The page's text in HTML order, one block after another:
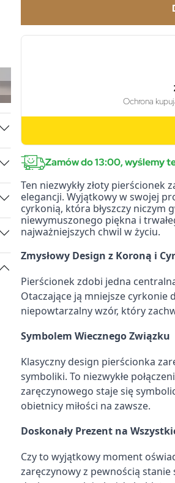
Zamów do 13:00, wyślemy
Ten niezwykły złoty
elegancji. Wyjątkowy w swojej
cyrkonią, która błyszczy niczym
niewymuszonego piękna i
najważniejszych chwil w życiu.
Zmysłowy Design z Koroną i
Pierścionek zdobi jedna
Otaczające ją mniejsze
niepowtarzalny wzór, który
Symbolem Wiecznego Związku
Klasyczny design pierścionka
symboliki. To niezwykłe
zaręczynowego staje się
obietnicy miłości na zawsze.
Doskonały Prezent na
Czy to wyjątkowy moment
zaręczynowy z pewnością